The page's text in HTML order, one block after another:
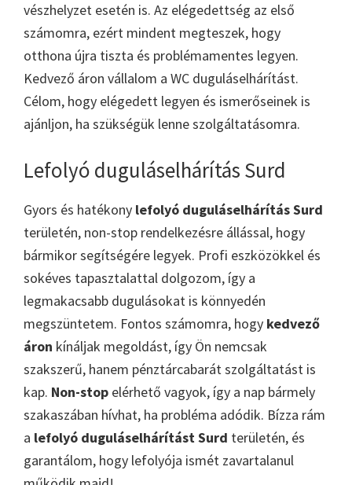
vészhelyzet esetén is. Az elégedettség az első
számomra, ezért mindent megteszek, hogy
otthona újra tiszta és problémamentes legyen.
Kedvező áron vállalom a WC duguláselhárítást.
Célom, hogy elégedett legyen és ismerőseinek is
ajánljon, ha szükségük lenne szolgáltatásomra.
Lefolyó duguláselhárítás Surd
Gyors és hatékony lefolyó duguláselhárítás Surd
területén, non-stop rendelkezésre állással, hogy
bármikor segítségére legyek. Profi eszközökkel és
sokéves tapasztalattal dolgozom, így a
legmakacsabb dugulásokat is könnyedén
megszüntetem. Fontos számomra, hogy kedvező
áron kínáljak megoldást, így Ön nemcsak
szakszerű, hanem pénztárcabarát szolgáltatást is
kap. Non-stop elérhető vagyok, így a nap bármely
szakaszában hívhat, ha probléma adódik. Bízza rám
a lefolyó duguláselhárítást Surd területén, és
garantálom, hogy lefolyója ismét zavartalanul